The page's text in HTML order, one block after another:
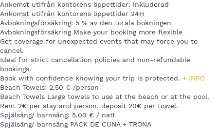
Ankomst utifrån kontorens öppettider: inkluderad
Ankomst utifrån kontorens öppettider 24H
Avbokningsförsäkring: 5 % av den totala bokningen
Avbokningsförsäkring Make your booking more flexible
Get coverage for unexpected events that may force you to
cancel.
Ideal for strict cancellation policies and non-refundable
bookings.
Book with confidence knowing your trip is protected. + INFO
Beach Towels: 2,50 € /person
Beach Towels Large towels to use at the beach or at the pool.
Rent 2€ per stay and person, deposit 20€ per towel.
Spjälsäng/ barnsäng: 5,00 € / natt
Spjälsäng/ barnsäng PACK DE CUNA + TRONA